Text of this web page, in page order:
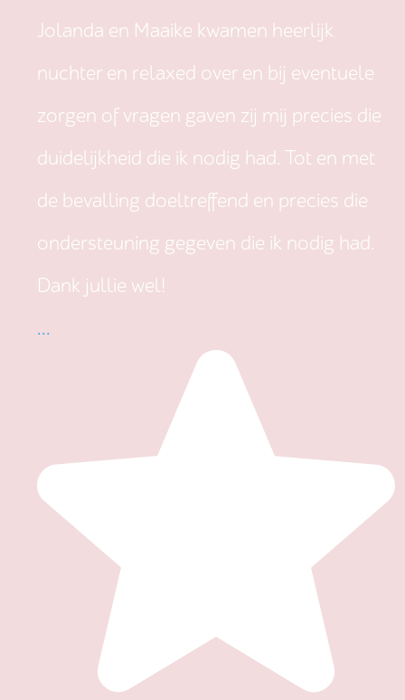
Jolanda en Maaike kwamen heerlijk
nuchter en relaxed over en bij eventuele
zorgen of vragen gaven zij mij precies die
duidelijkheid die ik nodig had. Tot en met
de bevalling doeltreffend en precies die
ondersteuning gegeven die ik nodig had.
Dank jullie wel!
...